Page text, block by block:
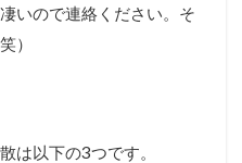
いので連絡ください。そ
）
は以下の3つです。